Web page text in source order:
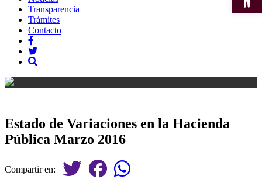
Transparencia
Trámites
Contacto
Estado de Variaciones en la Hacienda
Pública Marzo 2016
Compartir en: